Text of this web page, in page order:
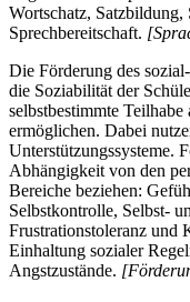
Wortschatz, Satzbildung,
Sprechbereitschaft.
Die Förderung des
die Soziabilität der
selbstbestimmte
ermöglichen. Dabei
Unterstützungssysteme.
Abhängigkeit von den
Bereiche beziehen:
Selbstkontrolle, Selbst-
Frustrationstoleranz
Einhaltung sozialer
Angstzustände.